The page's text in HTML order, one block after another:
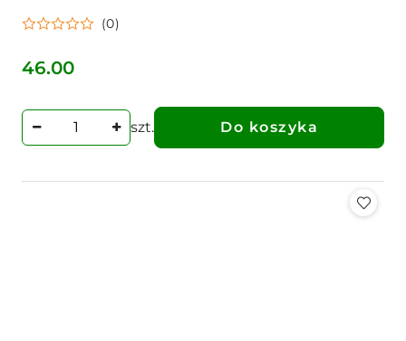
ROZRZUTNIK FORSCHNIT
(0)
Cena:
46.00
szt. Do koszyka